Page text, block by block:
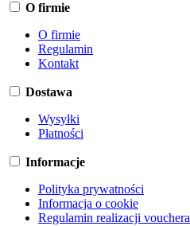
O firmie
O firmie
Regulamin
Kontakt
Dostawa
Wysyłki
Płatności
Informacje
Polityka prywatności
Informacja o cookie
Regulamin realizacji vouchera